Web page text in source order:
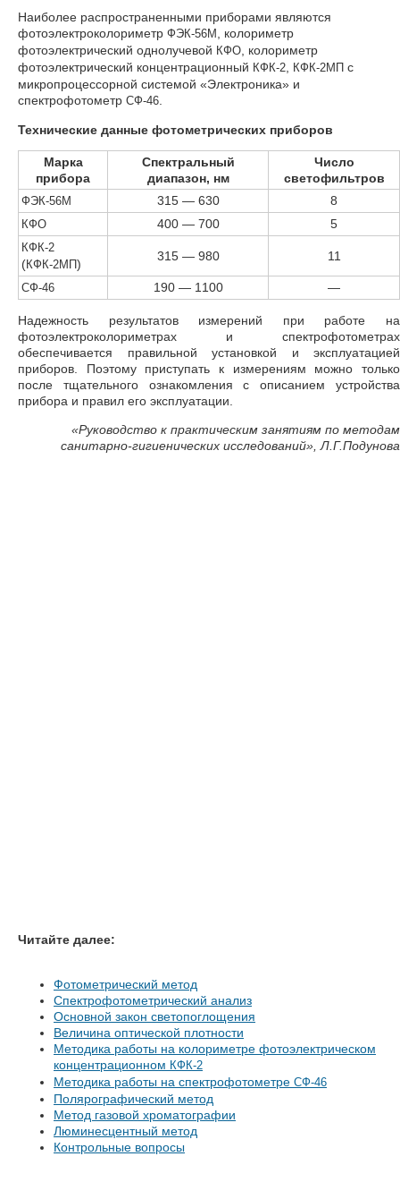
Наиболее распространенными приборами являются
фотоэлектроколориметр ФЭК-56М
, колориметр
фотоэлектрический однолучевой КФО , колориметр
фотоэлектрический концентрационный КФК-2 КФК-2МП
с
микропроцессорной системой «Электроника» и
спектрофотометр СФ-46
Технические данные фотометрических приборов
Марка
прибора
Спектральный
диапазон, нм
Число
светофильтров
ФЭК-56М 315 — 630 8
КФО 400 — 700 5
КФК-2
(КФК-2МП )
315 — 980 11
СФ-46 190 — 1100 —
Надежность результатов измерений при работе на
фотоэлектроколориметрах и спектрофотометрах
обеспечивается правильной установкой и эксплуатацией
приборов. Поэтому приступать к измерениям можно только
после тщательного ознакомления с описанием устройства
прибора и правил его эксплуатации.
«Руководство к практическим занятиям по методам
санитарно-гигиенических исследований», Л.Г.Подунова
Читайте далее:
Фотометрический метод
Спектрофотометрический анализ
Основной закон светопоглощения
Величина оптической плотности
Методика работы на колориметре фотоэлектрическом
концентрационном КФК-2
Методика работы на спектрофотометре СФ-46
Полярографический метод
Метод газовой хроматографии
Люминесцентный метод
Контрольные вопросы